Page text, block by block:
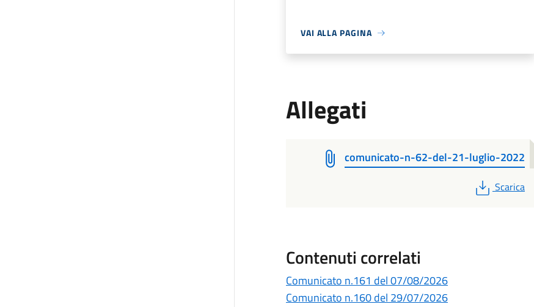
VAI ALLA PAGINA
Allegati
comunicato-n-62-del-21-luglio-2022
PDF
Scarica
Contenuti correlati
Comunicato n.161 del 07/08/2026
Comunicato n.160 del 29/07/2026